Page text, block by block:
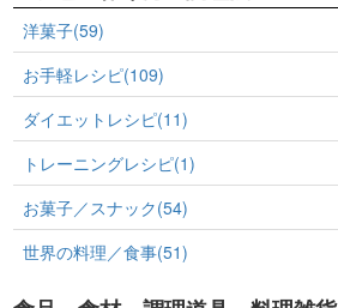
洋菓子(59)
お手軽レシピ(109)
ダイエットレシピ(11)
トレーニングレシピ(1)
お菓子／スナック(54)
世界の料理／食事(51)